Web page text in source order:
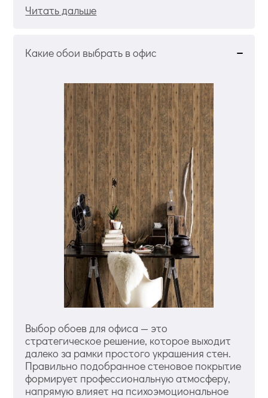
Читать дальше
Какие обои выбрать в офис
Выбор обоев для офиса — это
стратегическое решение, которое выходит
далеко за рамки простого украшения стен.
Правильно подобранное стеновое покрытие
формирует профессиональную атмосферу,
напрямую влияет на психоэмоциональное